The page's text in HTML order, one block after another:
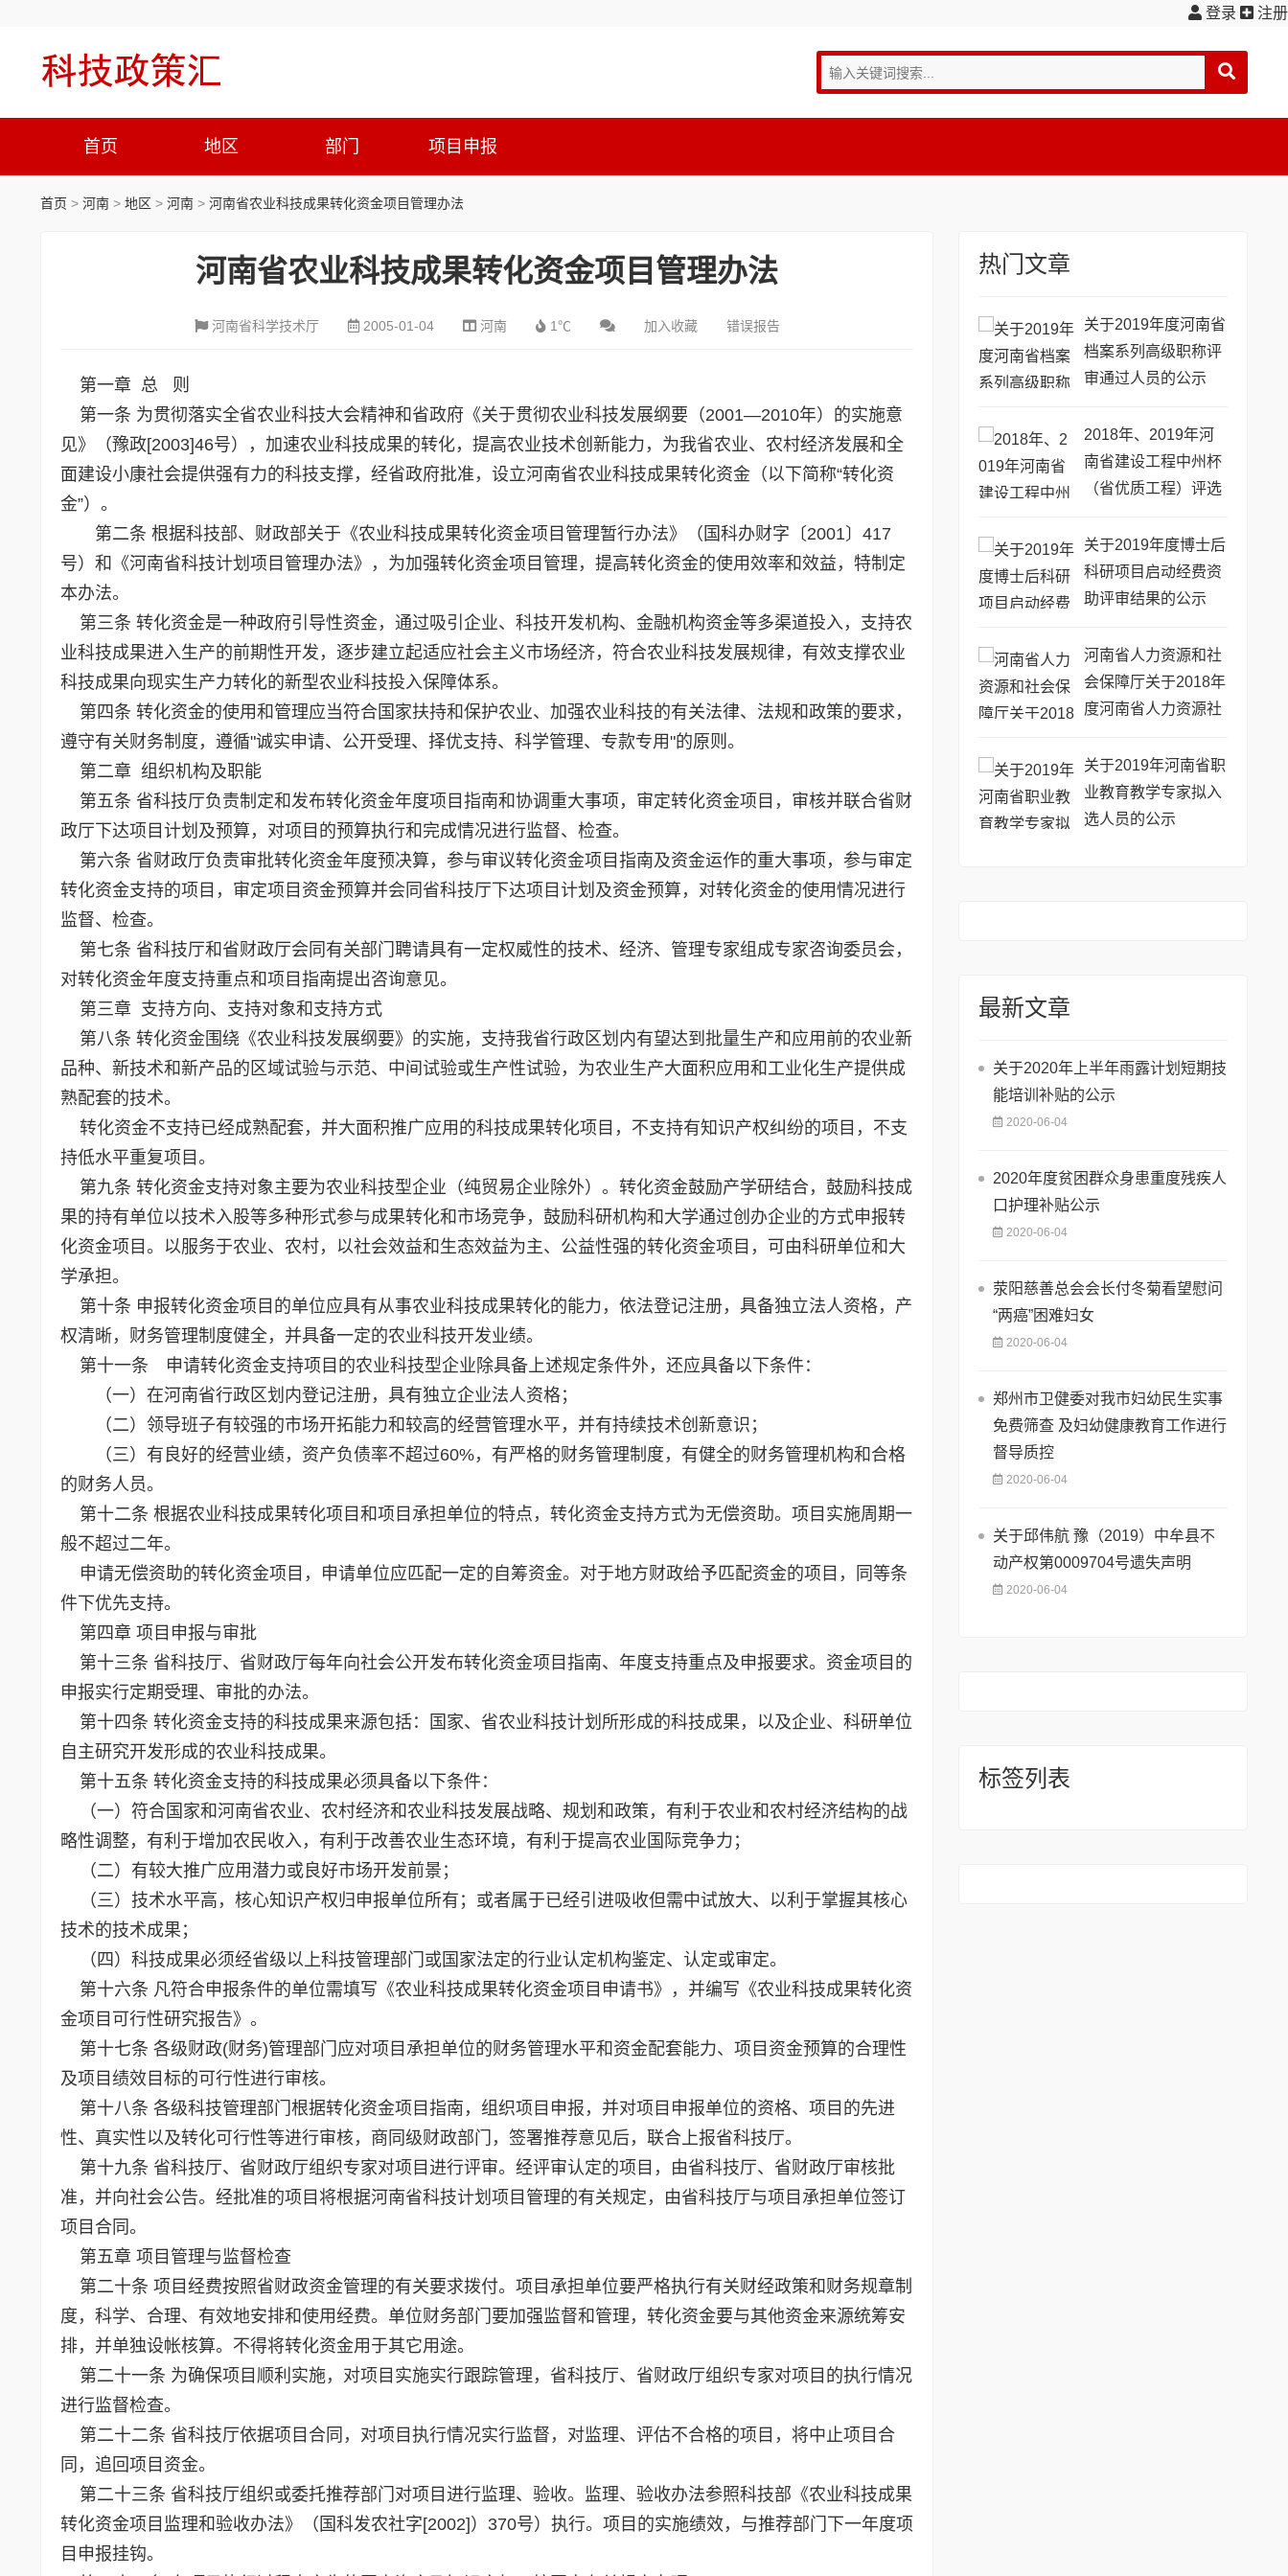
登录 注册
首页 地区 部门 项目申报
首页 > 河南 > 地区 > 河南 > 河南省农业科技成果转化资金项目管理办法
河南省农业科技成果转化资金项目管理办法
河南省科学技术厅 2005-01-04 河南 1℃ 加入收藏 错误报告
第一章 总 则
第一条 为贯彻落实全省农业科技大会精神和省政府《关于贯彻农业科技发展纲要（2001—2010年）的实施意
见》（豫政[2003]46号），加速农业科技成果的转化，提高农业技术创新能力，为我省农业、农村经济发展和全
面建设小康社会提供强有力的科技支撑，经省政府批准，设立河南省农业科技成果转化资金（以下简称“转化资
金”）。
第二条 根据科技部、财政部关于《农业科技成果转化资金项目管理暂行办法》（国科办财字〔2001〕417
号）和《河南省科技计划项目管理办法》，为加强转化资金项目管理，提高转化资金的使用效率和效益，特制定
本办法。
第三条 转化资金是一种政府引导性资金，通过吸引企业、科技开发机构、金融机构资金等多渠道投入，支持农
业科技成果进入生产的前期性开发，逐步建立起适应社会主义市场经济，符合农业科技发展规律，有效支撑农业
科技成果向现实生产力转化的新型农业科技投入保障体系。
第四条 转化资金的使用和管理应当符合国家扶持和保护农业、加强农业科技的有关法律、法规和政策的要求，
遵守有关财务制度，遵循"诚实申请、公开受理、择优支持、科学管理、专款专用"的原则。
第二章 组织机构及职能
第五条 省科技厅负责制定和发布转化资金年度项目指南和协调重大事项，审定转化资金项目，审核并联合省财
政厅下达项目计划及预算，对项目的预算执行和完成情况进行监督、检查。
第六条 省财政厅负责审批转化资金年度预决算，参与审议转化资金项目指南及资金运作的重大事项，参与审定
转化资金支持的项目，审定项目资金预算并会同省科技厅下达项目计划及资金预算，对转化资金的使用情况进行
监督、检查。
第七条 省科技厅和省财政厅会同有关部门聘请具有一定权威性的技术、经济、管理专家组成专家咨询委员会，
对转化资金年度支持重点和项目指南提出咨询意见。
第三章 支持方向、支持对象和支持方式
第八条 转化资金围绕《农业科技发展纲要》的实施，支持我省行政区划内有望达到批量生产和应用前的农业新
品种、新技术和新产品的区域试验与示范、中间试验或生产性试验，为农业生产大面积应用和工业化生产提供成
熟配套的技术。
转化资金不支持已经成熟配套，并大面积推广应用的科技成果转化项目，不支持有知识产权纠纷的项目，不支
持低水平重复项目。
第九条 转化资金支持对象主要为农业科技型企业（纯贸易企业除外）。转化资金鼓励产学研结合，鼓励科技成
果的持有单位以技术入股等多种形式参与成果转化和市场竞争，鼓励科研机构和大学通过创办企业的方式申报转
化资金项目。以服务于农业、农村，以社会效益和生态效益为主、公益性强的转化资金项目，可由科研单位和大
学承担。
第十条 申报转化资金项目的单位应具有从事农业科技成果转化的能力，依法登记注册，具备独立法人资格，产
权清晰，财务管理制度健全，并具备一定的农业科技开发业绩。
第十一条 申请转化资金支持项目的农业科技型企业除具备上述规定条件外，还应具备以下条件：
（一）在河南省行政区划内登记注册，具有独立企业法人资格；
（二）领导班子有较强的市场开拓能力和较高的经营管理水平，并有持续技术创新意识；
（三）有良好的经营业绩，资产负债率不超过60%，有严格的财务管理制度，有健全的财务管理机构和合格
的财务人员。
第十二条 根据农业科技成果转化项目和项目承担单位的特点，转化资金支持方式为无偿资助。项目实施周期一
般不超过二年。
申请无偿资助的转化资金项目，申请单位应匹配一定的自筹资金。对于地方财政给予匹配资金的项目，同等条
件下优先支持。
第四章 项目申报与审批
第十三条 省科技厅、省财政厅每年向社会公开发布转化资金项目指南、年度支持重点及申报要求。资金项目的
申报实行定期受理、审批的办法。
第十四条 转化资金支持的科技成果来源包括：国家、省农业科技计划所形成的科技成果，以及企业、科研单位
自主研究开发形成的农业科技成果。
第十五条 转化资金支持的科技成果必须具备以下条件：
（一）符合国家和河南省农业、农村经济和农业科技发展战略、规划和政策，有利于农业和农村经济结构的战
略性调整，有利于增加农民收入，有利于改善农业生态环境，有利于提高农业国际竞争力；
（二）有较大推广应用潜力或良好市场开发前景；
（三）技术水平高，核心知识产权归申报单位所有；或者属于已经引进吸收但需中试放大、以利于掌握其核心
技术的技术成果；
（四）科技成果必须经省级以上科技管理部门或国家法定的行业认定机构鉴定、认定或审定。
第十六条 凡符合申报条件的单位需填写《农业科技成果转化资金项目申请书》，并编写《农业科技成果转化资
金项目可行性研究报告》。
第十七条 各级财政(财务)管理部门应对项目承担单位的财务管理水平和资金配套能力、项目资金预算的合理性
及项目绩效目标的可行性进行审核。
第十八条 各级科技管理部门根据转化资金项目指南，组织项目申报，并对项目申报单位的资格、项目的先进
性、真实性以及转化可行性等进行审核，商同级财政部门，签署推荐意见后，联合上报省科技厅。
第十九条 省科技厅、省财政厅组织专家对项目进行评审。经评审认定的项目，由省科技厅、省财政厅审核批
准，并向社会公告。经批准的项目将根据河南省科技计划项目管理的有关规定，由省科技厅与项目承担单位签订
项目合同。
第五章 项目管理与监督检查
第二十条 项目经费按照省财政资金管理的有关要求拨付。项目承担单位要严格执行有关财经政策和财务规章制
度，科学、合理、有效地安排和使用经费。单位财务部门要加强监督和管理，转化资金要与其他资金来源统筹安
排，并单独设帐核算。不得将转化资金用于其它用途。
第二十一条 为确保项目顺利实施，对项目实施实行跟踪管理，省科技厅、省财政厅组织专家对项目的执行情况
进行监督检查。
第二十二条 省科技厅依据项目合同，对项目执行情况实行监督，对监理、评估不合格的项目，将中止项目合
同，追回项目资金。
第二十三条 省科技厅组织或委托推荐部门对项目进行监理、验收。监理、验收办法参照科技部《农业科技成果
转化资金项目监理和验收办法》（国科发农社字[2002]）370号）执行。项目的实施绩效，与推荐部门下一年度项
目申报挂钩。
热门文章
关于2019年度河南省
档案系列高级职称评
审通过人员的公示
2018年、2019年河
南省建设工程中州杯
（省优质工程）评选
关于2019年度博士后
科研项目启动经费资
助评审结果的公示
河南省人力资源和社
会保障厅关于2018年
度河南省人力资源社
的通报
关于2019年河南省职
业教育教学专家拟入
选人员的公示
最新文章
关于2020年上半年雨露计划短期技
能培训补贴的公示
2020-06-04
2020年度贫困群众身患重度残疾人
口护理补贴公示
2020-06-04
荥阳慈善总会会长付冬菊看望慰问
“两癌”困难妇女
2020-06-04
郑州市卫健委对我市妇幼民生实事
免费筛查 及妇幼健康教育工作进行
督导质控
2020-06-04
关于邱伟航 豫（2019）中牟县不
动产权第0009704号遗失声明
2020-06-04
标签列表